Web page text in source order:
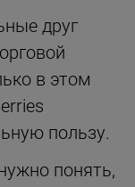
друг
в этом
пользу.
понять,